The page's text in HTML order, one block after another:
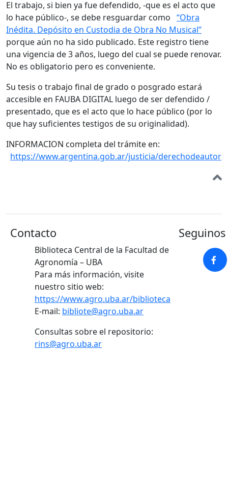
El trabajo, si bien ya fue defendido, -que es el acto que
lo hace público-, se debe resguardar como “Obra
Inédita. Depósito en Custodia de Obra No Musical”
porque aún no ha sido publicado. Este registro tiene
una vigencia de 3 años, luego del cual se puede renovar.
No es obligatorio pero es conveniente.
Su tesis o trabajo final de grado o posgrado estará
accesible en FAUBA DIGITAL luego de ser defendido /
presentado, que es el acto que lo hace público (por lo
que hay suficientes testigos de su originalidad).
INFORMACION completa del trámite en:
https://www.argentina.gob.ar/justicia/derechodeautor
Contacto
Biblioteca Central de la Facultad de
Agronomía – UBA
Para más información, visite
nuestro sitio web:
https://www.agro.uba.ar/biblioteca
E-mail: bibliote@agro.uba.ar
Consultas sobre el repositorio:
rins@agro.uba.ar